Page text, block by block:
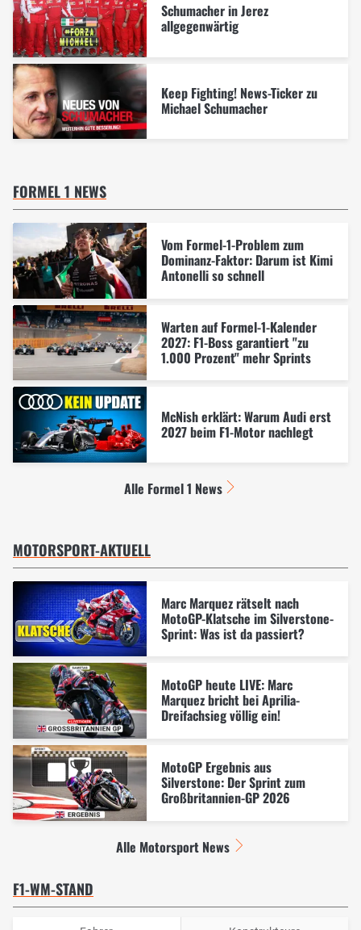
Schumacher in Jerez
allgegenwärtig
Keep Fighting! News-Ticker zu
Michael Schumacher
FORMEL 1 NEWS
Vom Formel-1-Problem zum
Dominanz-Faktor: Darum ist Kimi
Antonelli so schnell
Warten auf Formel-1-Kalender
2027: F1-Boss garantiert "zu
1.000 Prozent" mehr Sprints
McNish erklärt: Warum Audi erst
2027 beim F1-Motor nachlegt
Alle Formel 1 News
MOTORSPORT-AKTUELL
Marc Marquez rätselt nach
MotoGP-Klatsche im Silverstone-
Sprint: Was ist da passiert?
MotoGP heute LIVE: Marc
Marquez bricht bei Aprilia-
Dreifachsieg völlig ein!
MotoGP Ergebnis aus
Silverstone: Der Sprint zum
Großbritannien-GP 2026
Alle Motorsport News
F1-WM-STAND